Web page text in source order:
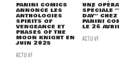
PANINI COMICS
ANNONCE LES
ANTHOLOGIES
SPIRITS OF
VENGEANCE ET
PHASES OF THE
MOON KNIGHT EN
JUIN 2025
ACTU VF
UNE
SPÉCIALE
DAY'' CHEZ
PANINI
LE 26
ACTU VF